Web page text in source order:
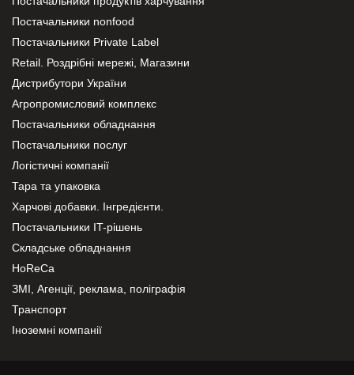
Постачальники nonfood
Постачальники Private Label
Retail. Роздрібні мережі, Магазини
Дистрибутори України
Агропромисловий комплекс
Постачальники обладнання
Постачальники послуг
Логістичні компанії
Тара та упаковка
Харчові добавки. Інгредієнти.
Постачальники IT-рішень
Складське обладнання
HoReCa
ЗМІ, Агенції, реклама, поліграфія
Транспорт
Іноземні компанії